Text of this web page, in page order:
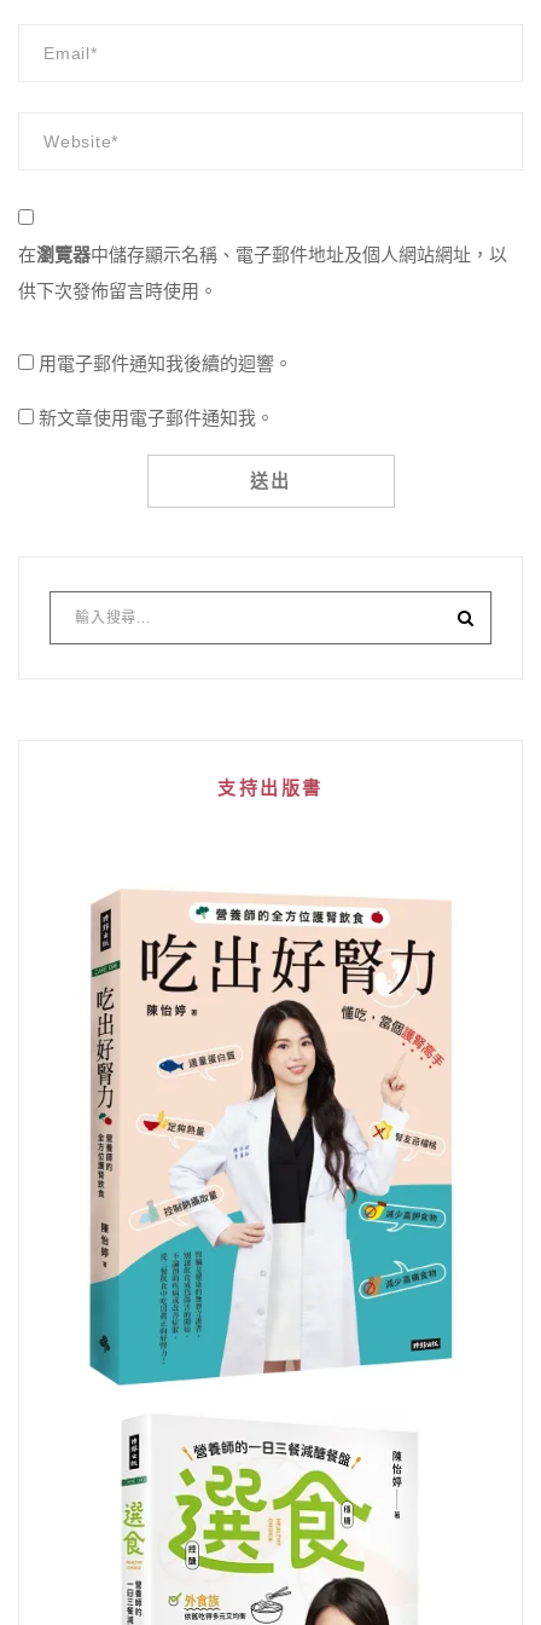
在瀏覽器中儲存顯示名稱、電子郵件地址及個人網站網址，以
供下次發佈留言時使用。
用電子郵件通知我後續的迴響。
新文章使用電子郵件通知我。
支持出版書